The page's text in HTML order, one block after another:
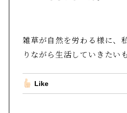
雑草が自然を労わる様に、
りながら生活していきたい
Like